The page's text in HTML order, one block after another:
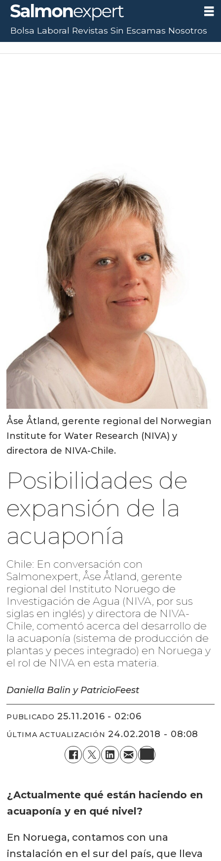
Åse Åtland, gerente regional del Norwegian
Institute for Water Research (NIVA) y
directora de NIVA-Chile.
Posibilidades de
expansión de la
acuaponía
Chile: En conversación con
Salmonexpert, Åse Åtland, gerente
regional del Instituto Noruego de
Investigación de Agua (NIVA, por sus
siglas en inglés) y directora de NIVA-
Chile, comentó acerca del desarrollo de
la acuaponía (sistema de producción de
plantas y peces integrado) en Noruega y
el rol de NIVA en esta materia.
Daniella Balin y PatricioFeest
PUBLICADO 25.11.2016 - 02:06
ÚLTIMA ACTUALIZACIÓN 24.02.2018 - 08:08
¿Actualmente qué están haciendo en
acuaponía y en qué nivel?
En Noruega, contamos con una
instalación en el sur del país, que lleva
Bolsa Laboral Revistas Sin Escamas Nosotros